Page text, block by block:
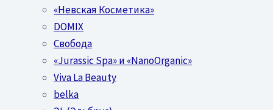
«Невская Косметика»
DOMIX
Свобода
«Jurassic Spa» и «NanoOrganic»
Viva La Beauty
belka